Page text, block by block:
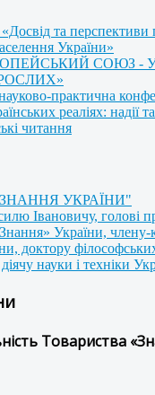
та перспективи
України»
СОЮЗ -
практична
реаліях: надії
читання
"ЗНАННЯ УКРАЇНИ"
Івановичу, голові
України, члену-
доктору
науки і техніки
Товариства